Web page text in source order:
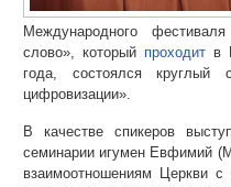
Международного
слово», который проходитв
года, состоялся круглый
цифровизации».
В качестве спикеров
семинарии игумен Евфимий
взаимоотношениям Церкви